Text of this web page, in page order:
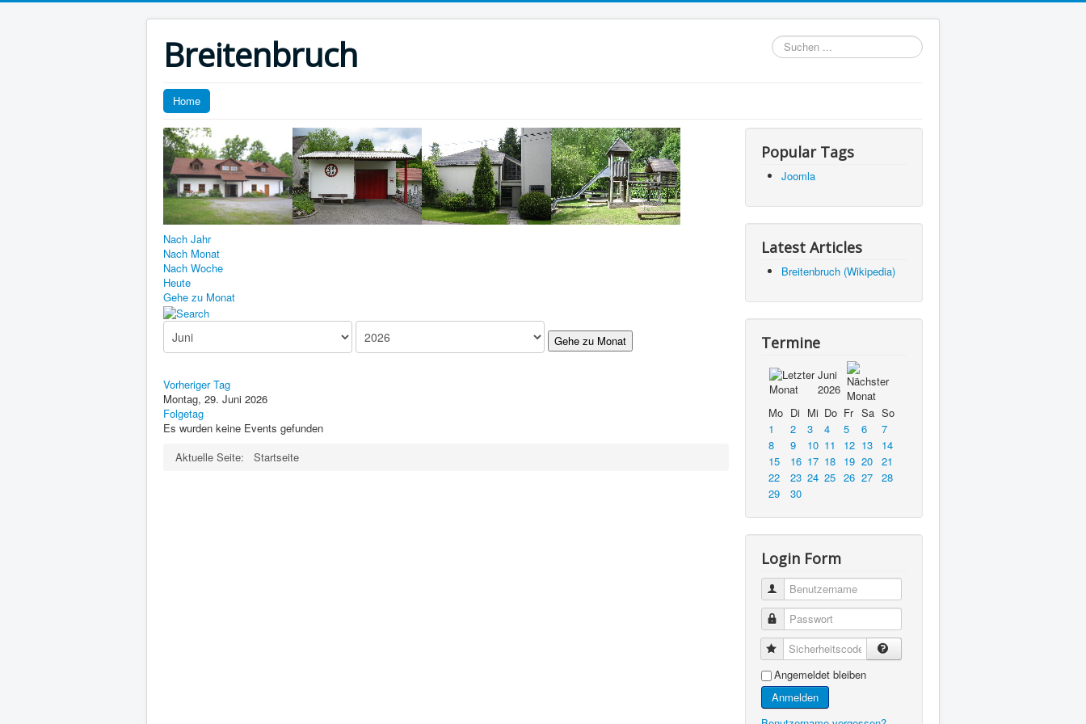
Breitenbruch
Suchen
...
Home
Nach Jahr
Nach Monat
Nach Woche
Heute
Gehe zu Monat
Gehe zu Monat
Vorheriger Tag
Montag, 29. Juni 2026
Folgetag
Es wurden keine Events gefunden
Aktuelle Seite:
Startseite
Popular Tags
Joomla
Latest Articles
Breitenbruch (Wikipedia)
Termine
Juni
2026
Mo Di Mi Do Fr Sa So
1
2 3 4 5 6
7
8
9 10 11 12 13
14
15
16 17 18 19 20
21
22
23 24 25 26 27
28
29
30
Login Form
Benutzername
Passwort
Sicherheitscode
Angemeldet bleiben
Anmelden